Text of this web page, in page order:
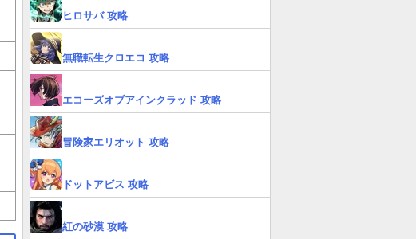
ヒロサバ 攻略
無職転生クロエコ 攻略
エコーズオブアインクラッド 攻略
冒険家エリオット 攻略
ドットアビス 攻略
紅の砂漠 攻略